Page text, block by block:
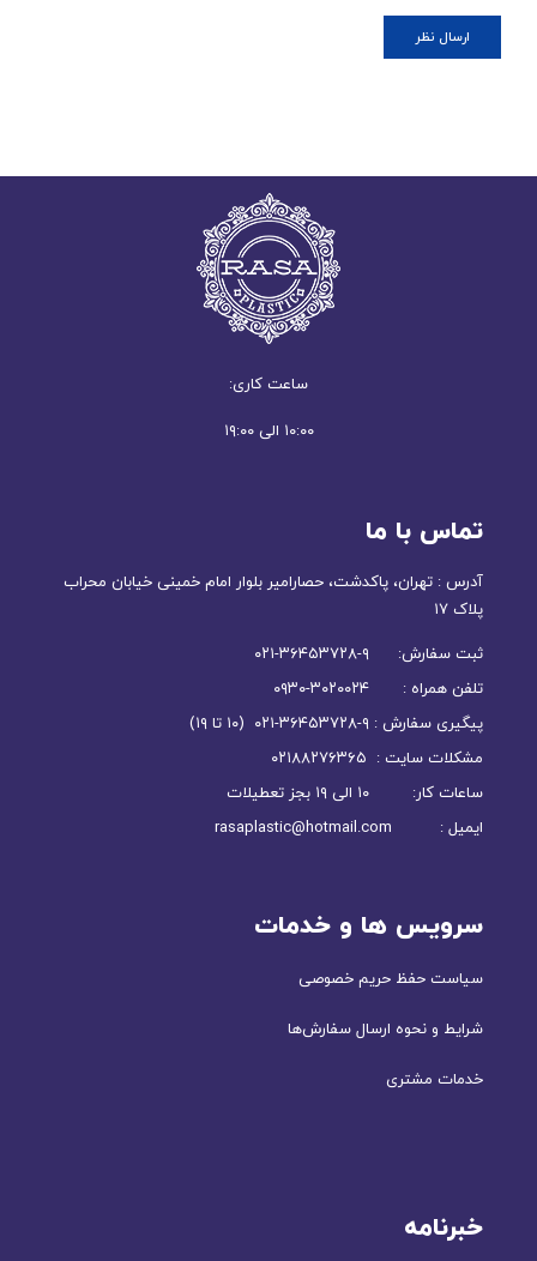
ساعت کاری:
۱۰:۰۰ الی ۱۹:۰۰
تماس با ما
آدرس : تهران، پاکدشت، حصارامیر بلوار امام خمینی خیابان محراب
پلاک ۱۷
ثبت سفارش: ۹-۳۶۴۵۳۷۲۸-۰۲۱
تلفن همراه : ۳۰۲۰۰۲۴-۰۹۳۰
پیگیری سفارش : ۹-۳۶۴۵۳۷۲۸-۰۲۱ (۱۰ تا ۱۹)
مشکلات سایت : ۰۲۱۸۸۲۷۶۳۶۵
ساعات کار: ۱۰ الی ۱۹ بجز تعطیلات
ایمیل : rasaplastic@hotmail.com
سرویس ها و خدمات
سیاست حفظ حریم خصوصی
شرایط و نحوه ارسال سفارش‌ها
خدمات مشتری
خبرنامه